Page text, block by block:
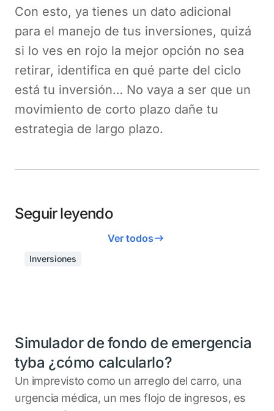
Con esto, ya tienes un dato adicional
para el manejo de tus inversiones, quizá
si lo ves en rojo la mejor opción no sea
retirar, identifica en qué parte del ciclo
está tu inversión… No vaya a ser que un
movimiento de corto plazo dañe tu
estrategia de largo plazo.
Seguir leyendo
Ver todos
Inversiones
Simulador de fondo de emergencia
tyba ¿cómo calcularlo?
Un imprevisto como un arreglo del carro, una
urgencia médica, un mes flojo de ingresos, es